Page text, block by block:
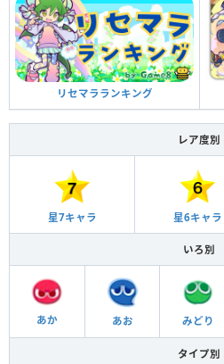
リセマラランキング
レア度別
星7キャラ 星6キャラ
いろ別
あか あお みどり
タイプ別